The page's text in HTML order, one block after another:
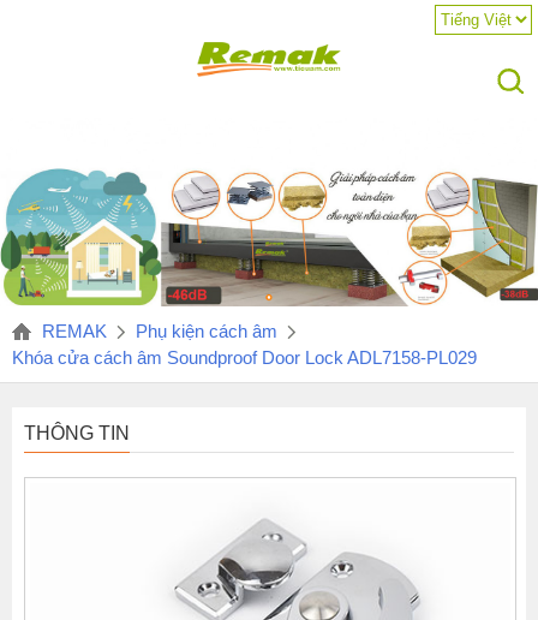
REMAK
Phụ kiện cách âm
Khóa cửa cách âm Soundproof Door Lock ADL7158-PL029
THÔNG TIN